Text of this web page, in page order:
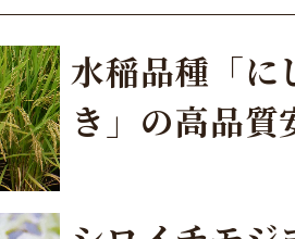
水稲品種「に
き」の高品質